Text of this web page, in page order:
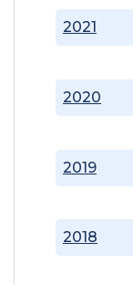
2018
2019
2020
2021